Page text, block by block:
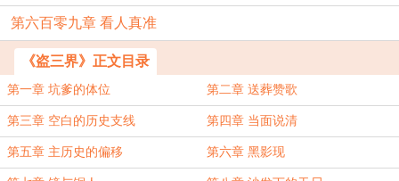
第六百零九章 看人真准
《盗三界》正文目录
第一章 坑爹的体位 第二章 送葬赞歌
第三章 空白的历史支线 第四章 当面说清
第五章 主历史的偏移 第六章 黑影现